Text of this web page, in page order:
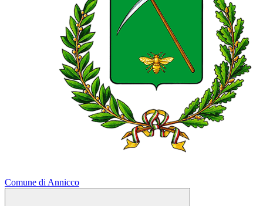
Comune di Annicco